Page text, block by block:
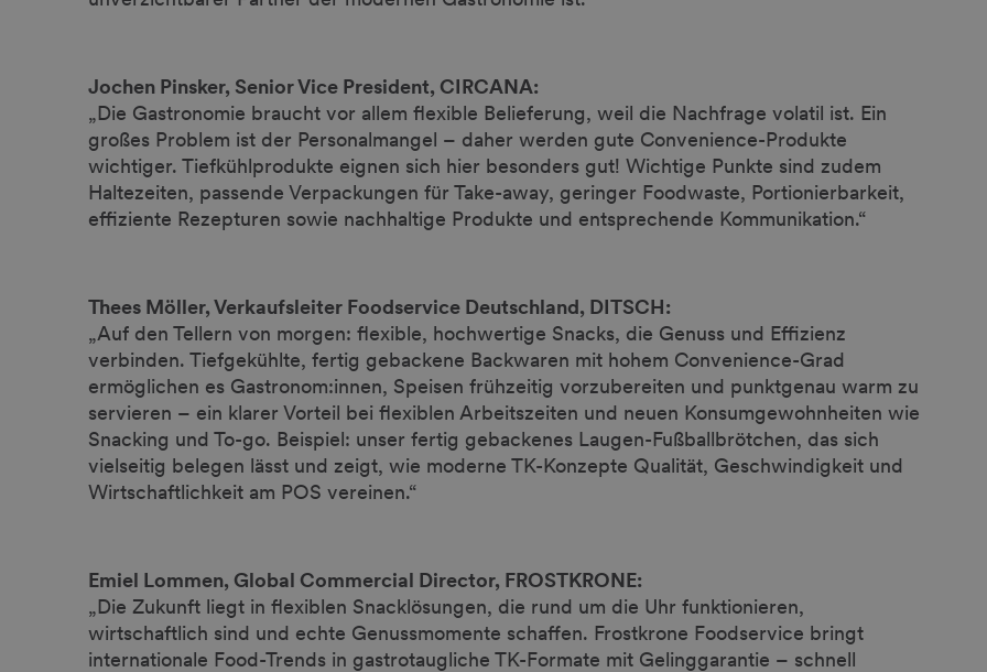
Jochen Pinsker, Senior Vice President, CIRCANA:
„Die Gastronomie braucht vor allem flexible Belieferung, weil die Nachfrage volatil ist. Ein
großes Problem ist der Personalmangel – daher werden gute Convenience-Produkte
wichtiger. Tiefkühlprodukte eignen sich hier besonders gut! Wichtige Punkte sind zudem
Haltezeiten, passende Verpackungen für Take-away, geringer Foodwaste, Portionierbarkeit,
effiziente Rezepturen sowie nachhaltige Produkte und entsprechende Kommunikation.“
Thees Möller, Verkaufsleiter Foodservice Deutschland, DITSCH:
„Auf den Tellern von morgen: flexible, hochwertige Snacks, die Genuss und Effizienz
verbinden. Tiefgekühlte, fertig gebackene Backwaren mit hohem Convenience-Grad
ermöglichen es Gastronom:innen, Speisen frühzeitig vorzubereiten und punktgenau warm zu
servieren – ein klarer Vorteil bei flexiblen Arbeitszeiten und neuen Konsumgewohnheiten wie
Snacking und To-go. Beispiel: unser fertig gebackenes Laugen-Fußballbrötchen, das sich
vielseitig belegen lässt und zeigt, wie moderne TK-Konzepte Qualität, Geschwindigkeit und
Wirtschaftlichkeit am POS vereinen.“
Emiel Lommen, Global Commercial Director, FROSTKRONE:
„Die Zukunft liegt in flexiblen Snacklösungen, die rund um die Uhr funktionieren,
wirtschaftlich sind und echte Genussmomente schaffen. Frostkrone Foodservice bringt
internationale Food-Trends in gastrotaugliche TK-Formate mit Gelinggarantie – schnell